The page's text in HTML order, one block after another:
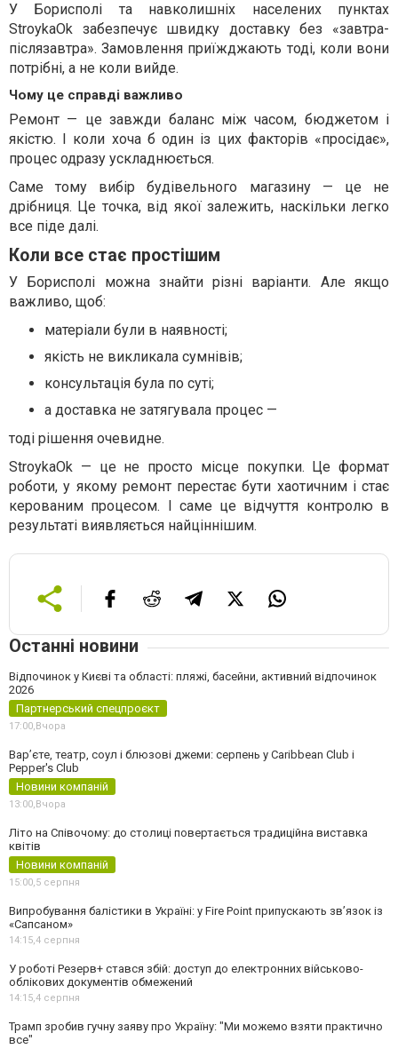
У Борисполі та навколишніх населених пунктах
StroykaOk забезпечує швидку доставку без «завтра-
післязавтра». Замовлення приїжджають тоді, коли вони
потрібні, а не коли вийде.
Чому це справді важливо
Ремонт — це завжди баланс між часом, бюджетом і
якістю. І коли хоча б один із цих факторів «просідає»,
процес одразу ускладнюється.
Саме тому вибір будівельного магазину — це не
дрібниця. Це точка, від якої залежить, наскільки легко
все піде далі.
Коли все стає простішим
У Борисполі можна знайти різні варіанти. Але якщо
важливо, щоб:
матеріали були в наявності;
якість не викликала сумнівів;
консультація була по суті;
а доставка не затягувала процес —
тоді рішення очевидне.
StroykaOk — це не просто місце покупки. Це формат
роботи, у якому ремонт перестає бути хаотичним і стає
керованим процесом. І саме це відчуття контролю в
результаті виявляється найціннішим.
Останні новини
Відпочинок у Києві та області: пляжі, басейни, активний відпочинок
2026
Партнерський спецпроєкт
17:00, Вчора
Вар’єте, театр, соул і блюзові джеми: серпень у Caribbean Club і
Pepper's Club
Новини компаній
13:00, Вчора
Літо на Співочому: до столиці повертається традиційна виставка
квітів
Новини компаній
15:00,5 серпня
Випробування балістики в Україні: у Fire Point припускають зв’язок із
«Сапсаном»
14:15,4 серпня
У роботі Резерв+ стався збій: доступ до електронних військово-
облікових документів обмежений
14:15,4 серпня
Трамп зробив гучну заяву про Україну: "Ми можемо взяти практично
все"